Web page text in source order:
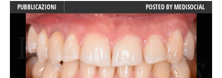
PUBBLICAZIONI POSTED BYMEDISOCIAL